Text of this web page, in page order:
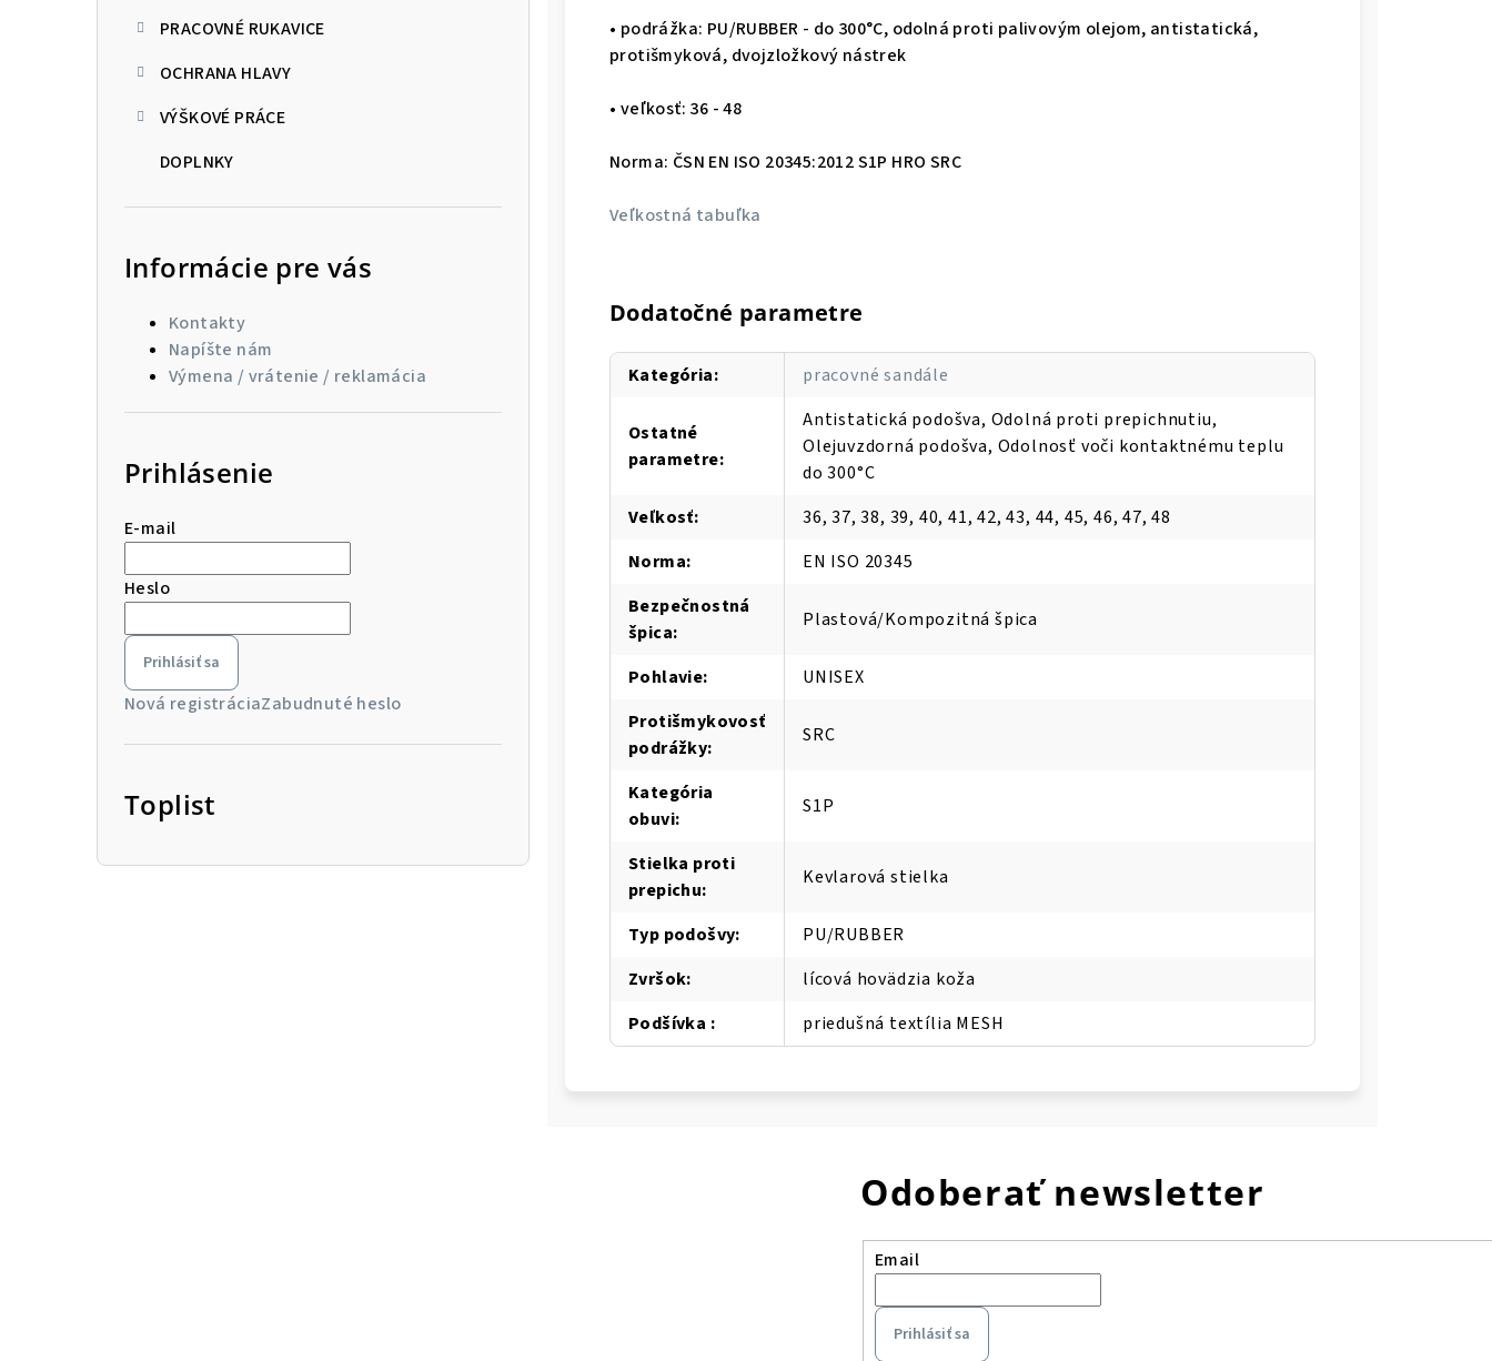
PRACOVNÉ RUKAVICE
OCHRANA HLAVY
VÝŠKOVÉ PRÁCE
DOPLNKY
Informácie pre vás
Kontakty
Napíšte nám
Výmena / vrátenie / reklamácia
Prihlásenie
E-mail
Heslo
Prihlásiť sa
Nová registráciaZabudnuté heslo
Toplist
• podrážka: PU/RUBBER - do 300°C, odolná proti palivovým olejom, antistatická,
protišmyková, dvojzložkový nástrek
• veľkosť: 36 - 48
Norma: ČSN EN ISO 20345:2012 S1P HRO SRC
Veľkostná tabuľka
Dodatočné parametre
Kategória: pracovné sandále
Ostatné
parametre:
Antistatická podošva, Odolná proti prepichnutiu,
Olejuvzdorná podošva, Odolnosť voči kontaktnému teplu
do 300°C
Veľkosť:
36, 37, 38, 39, 40, 41, 42, 43, 44, 45, 46, 47, 48
Norma:
EN ISO 20345
Bezpečnostná
špica:
Plastová/Kompozitná špica
Pohlavie:
UNISEX
Protišmykovosť
podrážky:
SRC
Kategória
obuvi:
S1P
Stielka proti
prepichu:
Kevlarová stielka
Typ podošvy:
PU/RUBBER
Zvršok:
lícová hovädzia koža
Podšívka : priedušná textília MESH
Odoberať newsletter
Email
Prihlásiť sa